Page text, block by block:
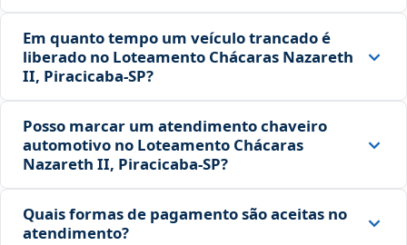
Em quanto tempo um veículo trancado é
liberado no Loteamento Chácaras Nazareth
II, Piracicaba‑SP?
Posso marcar um atendimento chaveiro
automotivo no Loteamento Chácaras
Nazareth II, Piracicaba‑SP?
Quais formas de pagamento são aceitas no
atendimento?